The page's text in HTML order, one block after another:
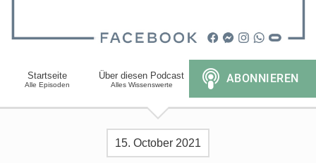
Startseite
Alle Episoden
Über diesen Podcast
Alles Wissenswerte
15. October 2021